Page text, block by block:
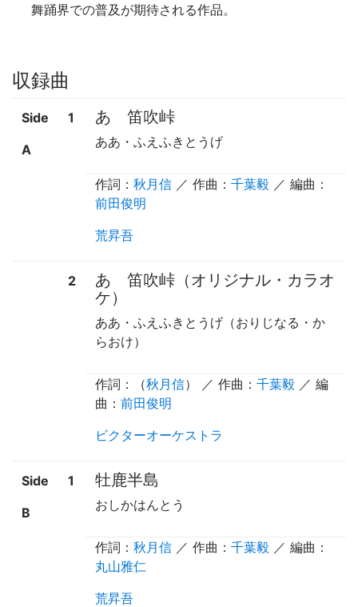
舞踊界での普及が期待される作品。
収録曲
Side
A
1 あゝ笛吹峠
ああ・ふえふきとうげ
作詞： 秋月信 ／ 作曲： 千葉毅 ／ 編曲：
前田俊明
荒昇吾
2
あゝ笛吹峠（オリジナル・カラオ
ケ）
ああ・ふえふきとうげ（おりじなる・か
らおけ）
作詞：（秋月信） ／ 作曲： 千葉毅 ／ 編
曲： 前田俊明
ビクターオーケストラ
Side
B
1 牡鹿半島
おしかはんとう
作詞： 秋月信 ／ 作曲： 千葉毅 ／ 編曲：
丸山雅仁
荒昇吾